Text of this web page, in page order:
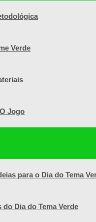
Verde
Jogo
para o Dia do Tema
Dia do Tema Verde